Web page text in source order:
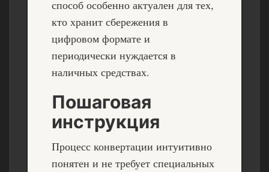
способ особенно актуален для тех,
кто хранит сбережения в
цифровом формате и
периодически нуждается в
наличных средствах.
Пошаговая
инструкция
Процесс конвертации интуитивно
понятен и не требует специальных